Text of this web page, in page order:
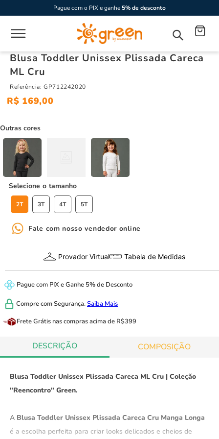
Pague com o PIX e ganhe 5% de desconto
Blusa Toddler Unissex Plissada Careca
ML Cru
Referência:GP712242020
R$ 169,00
Outras cores
tamanho
2T 3T 4T 5T
Fale com nosso vendedor online
Provador Virtual Tabela de Medidas
Pague com PIX eGanhe 5% de Desconto
Compre comSegurança.Saiba Mais
Frete Grátis nas compras acima de R$399
DESCRIÇÃO COMPOSIÇÃO
Blusa Toddler Unissex Plissada Careca ML Cru | Coleção
"Reencontro" Green.
A Blusa Toddler Unissex Plissada Careca Cru Manga Longa
é a escolha perfeita para criar looks delicados e cheios de